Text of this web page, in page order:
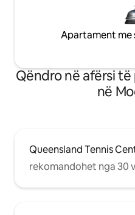
Apartament me
Qëndro në afërsi
në
Queensland Tennis
rekomandohet nga 30